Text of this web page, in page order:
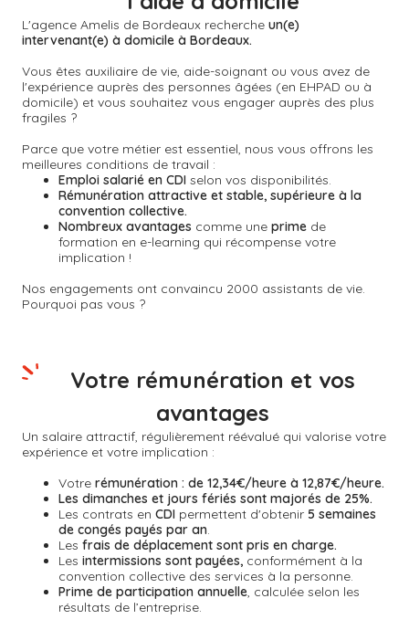
L'agence Amelis de Bordeaux recherche un(e)
intervenant(e) à domicile à Bordeaux.
Vous êtes auxiliaire de vie, aide-soignant ou vous avez de
l'expérience auprès des personnes âgées (en EHPAD ou à
domicile) et vous souhaitez vous engager auprès des plus
fragiles ?
Parce que votre métier est essentiel, nous vous offrons les
meilleures conditions de travail :
Emploi salarié en CDI selon vos disponibilités.
Rémunération attractive et stable, supérieure à la
convention collective.
Nombreux avantages comme une prime de
formation en e-learning qui récompense votre
implication !
Nos engagements ont convaincu 2000 assistants de vie.
Pourquoi pas vous ?
Un salaire attractif, régulièrement réévalué qui valorise votre
expérience et votre implication :
Votre rémunération : de 12,34€/heure à 12,87€/heure.
Les dimanches et jours fériés sont majorés de 25%.
Les contrats en CDI permettent d'obtenir 5 semaines
de congés payés par an.
Les frais de déplacement sont pris en charge.
Les intermissions sont payées, conformément à la
convention collective des services à la personne.
Prime de participation annuelle, calculée selon les
résultats de l’entreprise.
Votre rémunération et vos
avantages